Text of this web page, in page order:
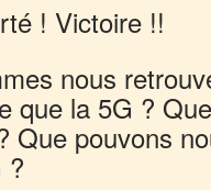
! Victoire !!
nous
que la 5G ?
Que pouvons
?